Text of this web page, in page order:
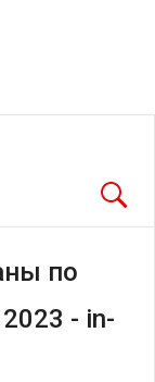
по
- in-